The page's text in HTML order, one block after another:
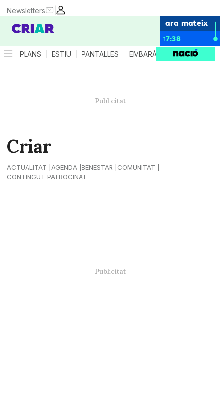
|
Newsletters
ara mateix
17:38
PLANS ESTIU PANTALLES EMBARÀS CRIANÇA
Criar
ACTUALITAT AGENDA BENESTAR
COMUNITAT
CONTINGUT PATROCINAT